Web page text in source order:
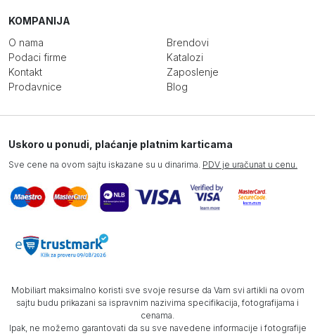
KOMPANIJA
O nama
Podaci firme
Kontakt
Prodavnice
Brendovi
Katalozi
Zaposlenje
Blog
Uskoro u ponudi, plaćanje platnim karticama
Sve cene na ovom sajtu iskazane su u dinarima. PDV je uračunat u cenu.
Mobiliart maksimalno koristi sve svoje resurse da Vam svi artikli na ovom
sajtu budu prikazani sa ispravnim nazivima specifikacija, fotografijama i
cenama.
Ipak, ne možemo garantovati da su sve navedene informacije i fotografije